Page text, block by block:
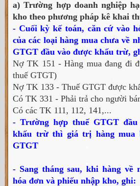
a) Trường hợp doanh nghiệp
kho theo phương pháp kê khai
- Cuối kỳ kế toán, căn cứ vào
của các loại hàng mua chưa về
GTGT đầu vào được khấu trừ,
Nợ TK 151 - Hàng mua đang đi
thuế GTGT)
Nợ TK 133 - Thuế GTGT được
Có TK 331 - Phải trả cho người
Có các TK 111, 112, 141,...
- Trường hợp thuế GTGT đầu
khấu trừ thì giá trị hàng mua
GTGT
- Sang tháng sau, khi hàng về
hóa đơn và phiếu nhập kho, ghi: